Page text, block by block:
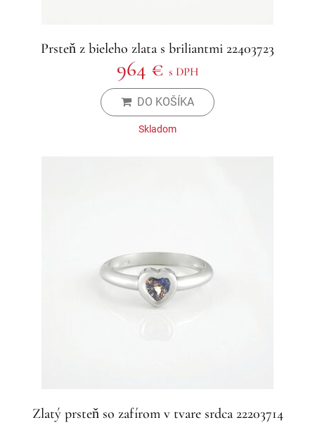
Prsteň z bieleho zlata s briliantmi 22403723
964 € s DPH
DO KOŠÍKA
Skladom
Zlatý prsteň so zafírom v tvare srdca 22203714